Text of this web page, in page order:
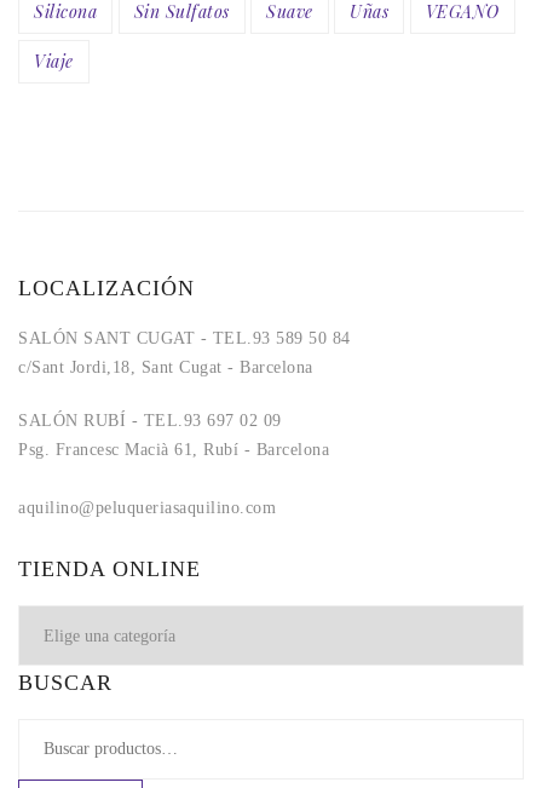
Silicona Sin Sulfatos Suave Uñas VEGANO
Viaje
LOCALIZACIÓN
SALÓN SANT CUGAT - TEL.93 589 50 84
c/Sant Jordi,18, Sant Cugat - Barcelona
SALÓN RUBÍ - TEL.93 697 02 09
Psg. Francesc Macià 61, Rubí - Barcelona
aquilino@peluqueriasaquilino.com
TIENDA ONLINE
BUSCAR